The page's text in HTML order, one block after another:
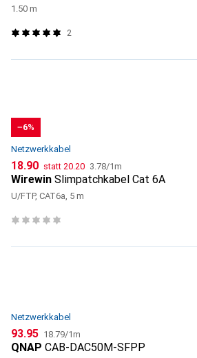
1.50 m
2
−6%
Netzwerkkabel
CHF
18.90 statt CHF
20.20 CHF
3.78/1m
Wirewin Slimpatchkabel Cat 6A
U/FTP, CAT6a, 5 m
Netzwerkkabel
CHF
93.95 CHF
18.79/1m
QNAP CAB-DAC50M-SFPP